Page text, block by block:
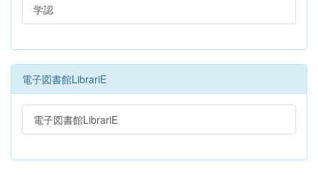
学認
電子図書館LibrariE
電子図書館LibrariE